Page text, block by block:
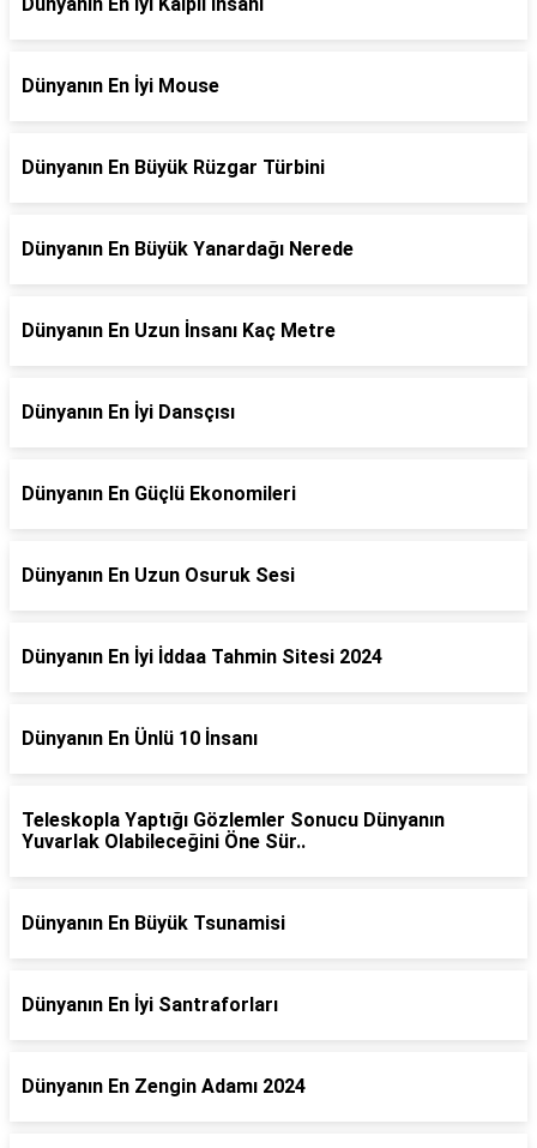
Dünyanın En İyi Mouse
Dünyanın En Büyük Rüzgar Türbini
Dünyanın En Büyük Yanardağı Nerede
Dünyanın En Uzun İnsanı Kaç Metre
Dünyanın En İyi Dansçısı
Dünyanın En Güçlü Ekonomileri
Dünyanın En Uzun Osuruk Sesi
Dünyanın En İyi İddaa Tahmin Sitesi 2024
Dünyanın En Ünlü 10 İnsanı
Teleskopla Yaptığı Gözlemler Sonucu Dünyanın
Yuvarlak Olabileceğini Öne Sür..
Dünyanın En Büyük Tsunamisi
Dünyanın En İyi Santraforları
Dünyanın En Zengin Adamı 2024